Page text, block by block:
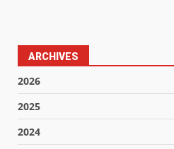
ARCHIVES
2026
2025
2024